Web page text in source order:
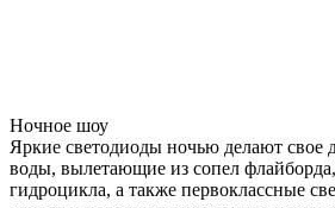
Ночное шоу
Яркие светодиоды ночью делают свое
воды, вылетающие из сопел флайборда,
гидроцикла, а также первоклассные